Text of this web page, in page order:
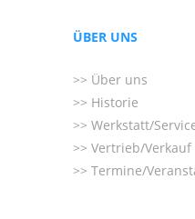
ÜBER UNS
Über uns
Historie
Werkstatt/
Vertrieb/Verkauf
Termine/